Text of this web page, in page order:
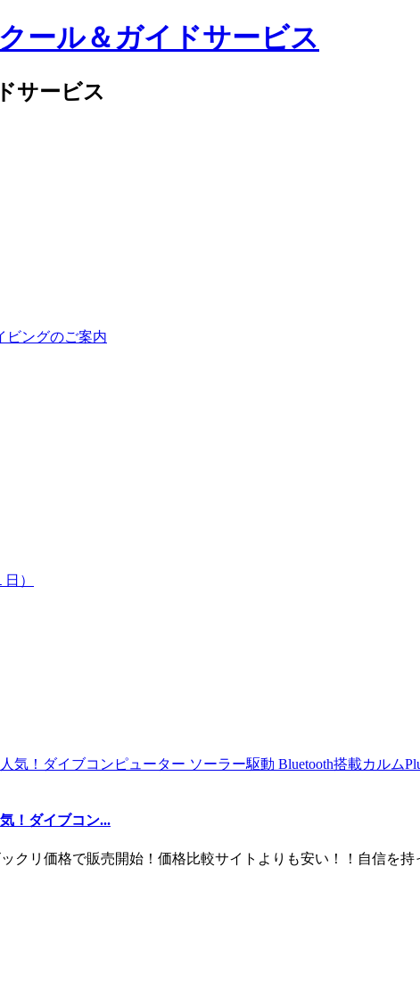
サービス
ビングのご案内
）
！ダイブコン...
クリ価格で販売開始！価格比較サイトよりも安い！！自信を